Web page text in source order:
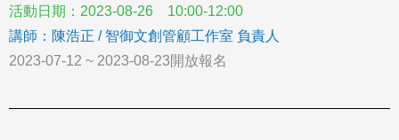
活動日期：2023-08-26 10:00-12:00
講師：陳浩正 / 智御文創管顧工作室 負責人
2023-07-12 ~ 2023-08-23開放報名